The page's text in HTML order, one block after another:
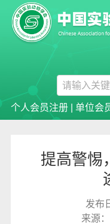
个人会员注册| 单位会
提高警惕
发布
来源